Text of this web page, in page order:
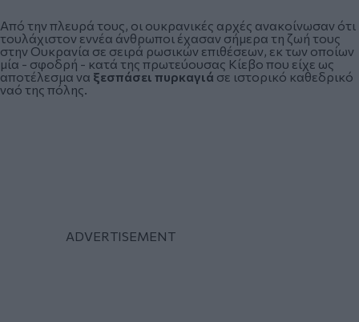
Από την πλευρά τους, οι ουκρανικές αρχές ανακοίνωσαν ότι
τουλάχιστον εννέα άνθρωποι έχασαν σήμερα τη ζωή τους
στην Ουκρανία σε σειρά ρωσικών επιθέσεων, εκ των οποίων
μία - σφοδρή - κατά της πρωτεύουσας Κίεβο που είχε ως
αποτέλεσμα να ξεσπάσει πυρκαγιά σε ιστορικό καθεδρικό
ναό της πόλης.